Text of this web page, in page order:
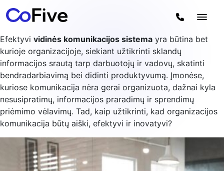
Efektyvi vidinės komunikacijos sistema yra būtina bet
kurioje organizacijoje, siekiant užtikrinti sklandų
informacijos srautą tarp darbuotojų ir vadovų, skatinti
bendradarbiavimą bei didinti produktyvumą. Įmonėse,
kuriose komunikacija nėra gerai organizuota, dažnai kyla
nesusipratimų, informacijos praradimų ir sprendimų
priėmimo vėlavimų. Tad, kaip užtikrinti, kad organizacijos
komunikacija būtų aiški, efektyvi ir inovatyvi?